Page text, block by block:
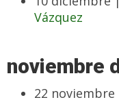
Vázquez
noviembre
22 noviembre